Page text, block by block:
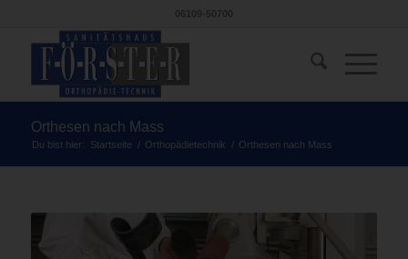
Orthesen nach Mass
Du bist hier: Startseite / Orthopädietechnik / Orthesen nach Mass